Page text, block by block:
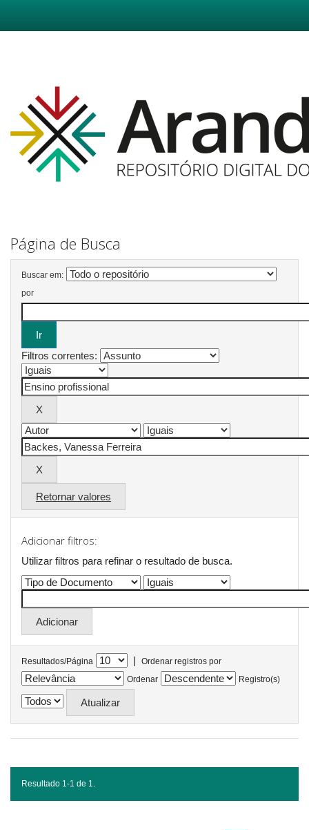
Página de Busca
Buscar em:
por
Filtros correntes:
Retornar valores
Adicionar filtros:
Utilizar filtros para refinar o resultado de busca.
Resultados/Página |
Ordenar registros por
Ordenar
Registro(s)
Resultado 1-1 de 1.